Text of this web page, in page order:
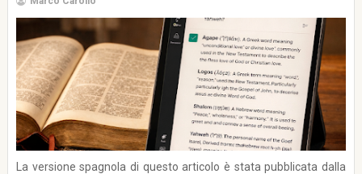
La versione spagnola di questo articolo è stata pubblicata dalla